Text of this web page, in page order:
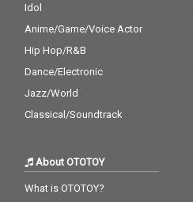
Idol
Anime/Game/Voice Actor
Hip Hop/R&B
Dance/Electronic
Jazz/World
Classical/Soundtrack
About OTOTOY
What is OTOTOY?